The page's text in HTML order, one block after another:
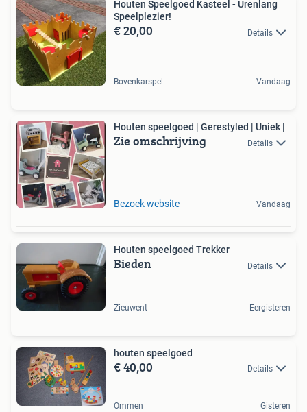
Houten Speelgoed Kasteel - Urenlang
Speelplezier!
€ 20,00 Details
Bovenkarspel Vandaag
Houten speelgoed | Gerestyled | Uniek |
Zie omschrijving Details
Bezoek website Vandaag
Houten speelgoed Trekker
Bieden Details
Zieuwent Eergisteren
houten speelgoed
€ 40,00 Details
Ommen Gisteren